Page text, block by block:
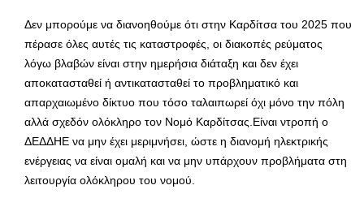
Δεν μπορούμε να διανοηθούμε ότι στην Καρδίτσα του 2025 που
πέρασε όλες αυτές τις καταστροφές, οι διακοπές ρεύματος
λόγω βλαβών είναι στην ημερήσια διάταξη και δεν έχει
αποκατασταθεί ή αντικατασταθεί το προβληματικό και
απαρχαιωμένο δίκτυο που τόσο ταλαιπωρεί όχι μόνο την πόλη
αλλά σχεδόν ολόκληρο τον Νομό Καρδίτσας.Είναι ντροπή ο
ΔΕΔΔΗΕ να μην έχει μεριμνήσει, ώστε η διανομή ηλεκτρικής
ενέργειας να είναι ομαλή και να μην υπάρχουν προβλήματα στη
λειτουργία ολόκληρου του νομού.